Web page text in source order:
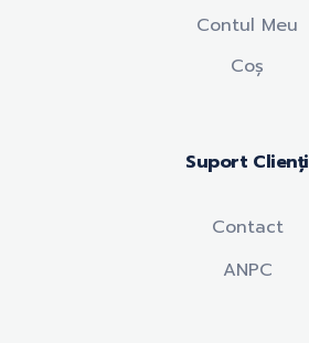
Contul Meu
Coș
Suport Clienți
Contact
ANPC